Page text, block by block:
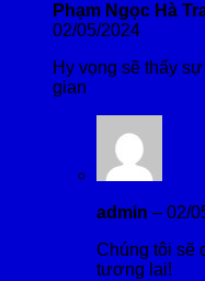
Phạm Ngọc Hà
02/05/2024
Hy vọng sẽ thấy
gian
admin – 02/
Chúng tôi sẽ
tương lai!